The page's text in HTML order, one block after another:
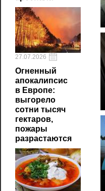
27.07.2026
Огненный
апокалипсис
в Европе:
выгорело
сотни тысяч
гектаров,
пожары
разрастаются